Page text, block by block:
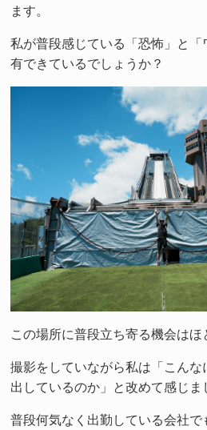
ます。
私が普段感じている「恐怖」と
有できているでしょうか？
この場所に普段立ち寄る機会はほ
撮影をしていながら私は「こん
出しているのか」と改めて感じま
普段何気なく出勤している会社